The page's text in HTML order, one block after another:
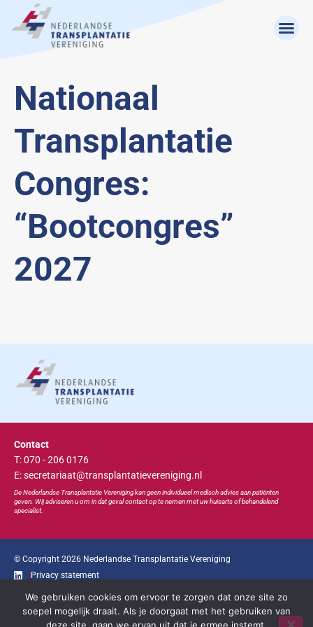
Nationaal
Transplantatie
Congres:
“Bootcongres”
2027
Contact
T: 070 - 206 0176
E: secretariaat@transplantatievereniging.nl
De Nederlandse Transplantatie Vereniging kan geen individueel medisch advies aan patiënten
geven. Wij adviseren u om in dat geval contact op te nemen met uw huisarts of behandelend
specialist.
© Copyright 2026 Nederlandse Transplantatie Vereniging
Privacy statement
Ga snel naar...
We gebruiken cookies om ervoor te zorgen dat onze site zo
soepel mogelijk draait. Als je doorgaat met het gebruiken van